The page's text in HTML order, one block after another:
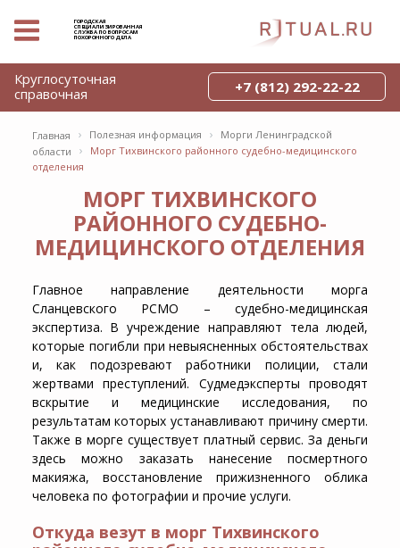
ГОРОДСКАЯ
СПЕЦИАЛИЗИРОВАННАЯ
СЛУЖБА ПО ВОПРОСАМ
ПОХОРОННОГО ДЕЛА
Главная › Полезная информация ›
Морги Ленинградской
области
›
Морг Тихвинского районного судебно-медицинского
отделения
МОРГ ТИХВИНСКОГО
РАЙОННОГО СУДЕБНО-
МЕДИЦИНСКОГО ОТДЕЛЕНИЯ
Главное направление деятельности морга
Сланцевского РСМО – судебно-медицинская
экспертиза. В учреждение направляют тела людей,
которые погибли при невыясненных обстоятельствах
и, как подозревают работники полиции, стали
жертвами преступлений. Судмедэксперты проводят
вскрытие и медицинские исследования, по
результатам которых устанавливают причину смерти.
Также в морге существует платный сервис. За деньги
здесь можно заказать нанесение посмертного
макияжа, восстановление прижизненного облика
человека по фотографии и прочие услуги.
Откуда везут в морг Тихвинского
Круглосуточная
справочная
+7 (812) 292-22-22